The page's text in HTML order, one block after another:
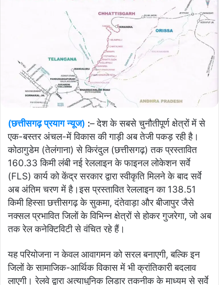
(छत्तीसगढ़ प्रयाग न्यूज) :– देश के सबसे चुनौतीपूर्ण क्षेत्रों में से
एक-बस्तर अंचल-में विकास की गाड़ी अब तेजी पकड़ रही है।
कोठागुडेम (तेलंगाना) से किरंदुल (छत्तीसगढ़) तक प्रस्तावित
160.33 किमी लंबी नई रेललाइन के फाइनल लोकेशन सर्वे
(FLS) कार्य को केंद्र सरकार द्वारा स्वीकृति मिलने के बाद सर्वे
अब अंतिम चरण में है।इस प्रस्तावित रेललाइन का 138.51
किमी हिस्सा छत्तीसगढ़ के सुकमा, दंतेवाड़ा और बीजापुर जैसे
नक्सल प्रभावित जिलों के विभिन्न क्षेत्रों से होकर गुजरेगा, जो अब
तक रेल कनेक्टिविटी से वंचित रहे हैं।
यह परियोजना न केवल आवागमन को सरल बनाएगी, बल्कि इन
जिलों के सामाजिक-आर्थिक विकास में भी क्रांतिकारी बदलाव
लाएगी।रेलवे द्वारा अत्याधुनिक लिडार तकनीक के माध्यम से सर्वे